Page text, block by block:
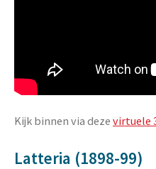
Kijk binnen via deze virtuele
Latteria (1898-99)